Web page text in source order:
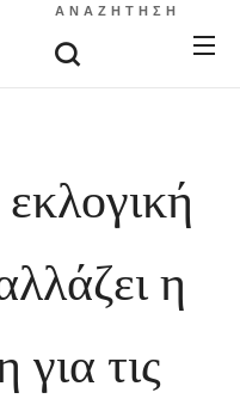
ΑΝΑΖΉΤΗΣΗ
η
τις